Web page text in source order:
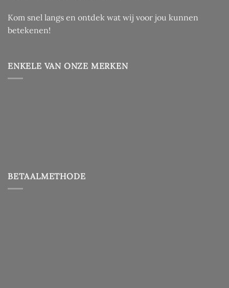
Kom snel langs en ontdek wat wij voor jou kunnen
betekenen!
ENKELE VAN ONZE MERKEN
BETAALMETHODE